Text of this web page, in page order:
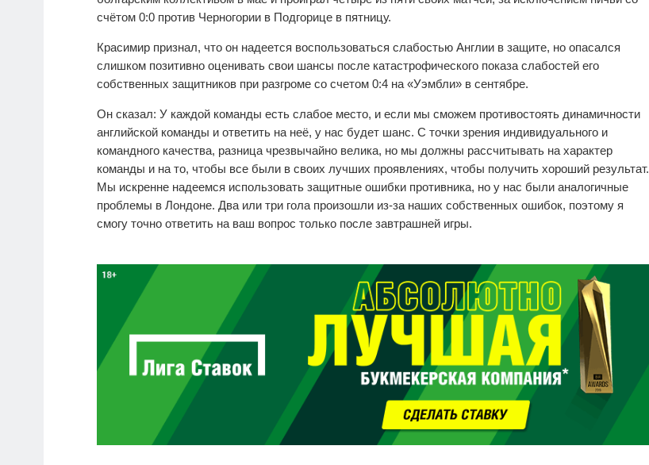
счётом 0:0 против Черногории в Подгорице в пятницу.
Красимир признал, что он надеется воспользоваться слабостью Англии в защите, но опасался
слишком позитивно оценивать свои шансы после катастрофического показа слабостей его
собственных защитников при разгроме со счетом 0:4 на «Уэмбли» в сентябре.
Он сказал: У каждой команды есть слабое место, и если мы сможем противостоять динамичности
английской команды и ответить на неё, у нас будет шанс. С точки зрения индивидуального и
командного качества, разница чрезвычайно велика, но мы должны рассчитывать на характер
команды и на то, чтобы все были в своих лучших проявлениях, чтобы получить хороший результат.
Мы искренне надеемся использовать защитные ошибки противника, но у нас были аналогичные
проблемы в Лондоне. Два или три гола произошли из-за наших собственных ошибок, поэтому я
смогу точно ответить на ваш вопрос только после завтрашней игры.